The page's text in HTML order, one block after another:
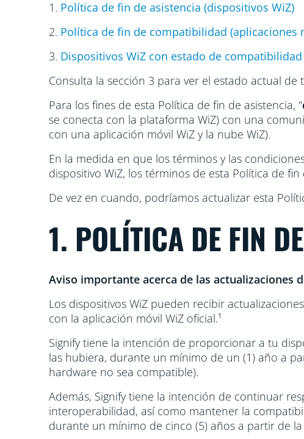
1. Política de fin de asistencia (dispositivos WiZ)
2. Política de fin de compatibilidad (aplicaciones
3. Dispositivos WiZ con estado de
Consulta la sección 3 para ver el estado actual de
Para los fines de esta Política de fin de asistencia, "
se conecta con la plataforma WiZ) con una
con una aplicación móvil WiZ y la nube WiZ).
En la medida en que los términos y las
dispositivo WiZ, los términos de esta Política de
De vez en cuando, podríamos actualizar esta
1. POLÍTICA DE FIN
Aviso importante acerca de las actualizaciones
Los dispositivos WiZ pueden recibir
con la aplicación móvil WiZ oficial.¹
Signify tiene la intención de proporcionar a tu
las hubiera, durante un mínimo de un (1) año a
hardware no sea compatible).
Además, Signify tiene la intención de continuar
interoperabilidad, así como mantener la
durante un mínimo de cinco (5) años a partir de